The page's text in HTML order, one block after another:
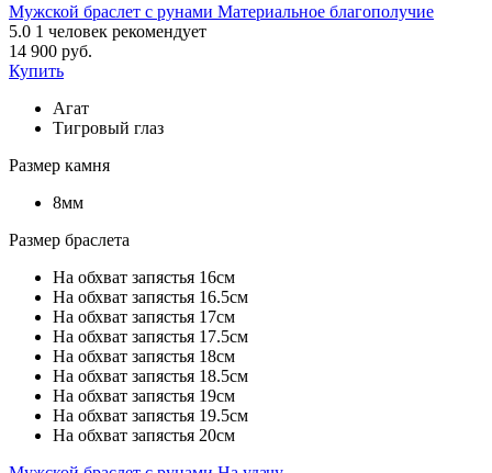
Мужской браслет с рунами Материальное благополучие
5.0 1 человек рекомендует
14 900 руб.
Купить
Агат
Тигровый глаз
Размер камня
8мм
Размер браслета
На обхват запястья 16см
На обхват запястья 16.5см
На обхват запястья 17см
На обхват запястья 17.5см
На обхват запястья 18см
На обхват запястья 18.5см
На обхват запястья 19см
На обхват запястья 19.5см
На обхват запястья 20см